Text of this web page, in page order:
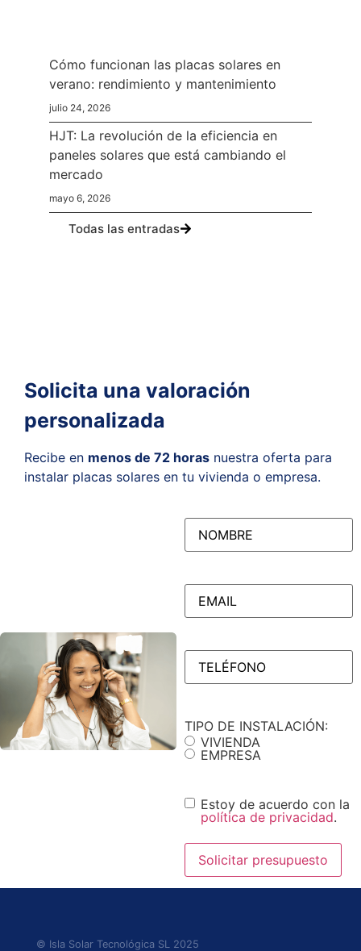
Cómo funcionan las placas solares en
verano: rendimiento y mantenimiento
julio 24, 2026
HJT: La revolución de la eficiencia en
paneles solares que está cambiando el
mercado
mayo 6, 2026
Todas las entradas
Solicita una valoración
personalizada
Recibe en menos de 72 horas nuestra oferta para
instalar placas solares en tu vivienda o empresa.
NOMBRE(Obligatorio)
EMAIL(Obligatorio)
TELÉFONO(Obligatorio)
TIPO DE INSTALACIÓN:
VIVIENDA
EMPRESA
Consentimiento
Estoy de acuerdo con la
política de privacidad.
© Isla Solar Tecnológica SL 2025